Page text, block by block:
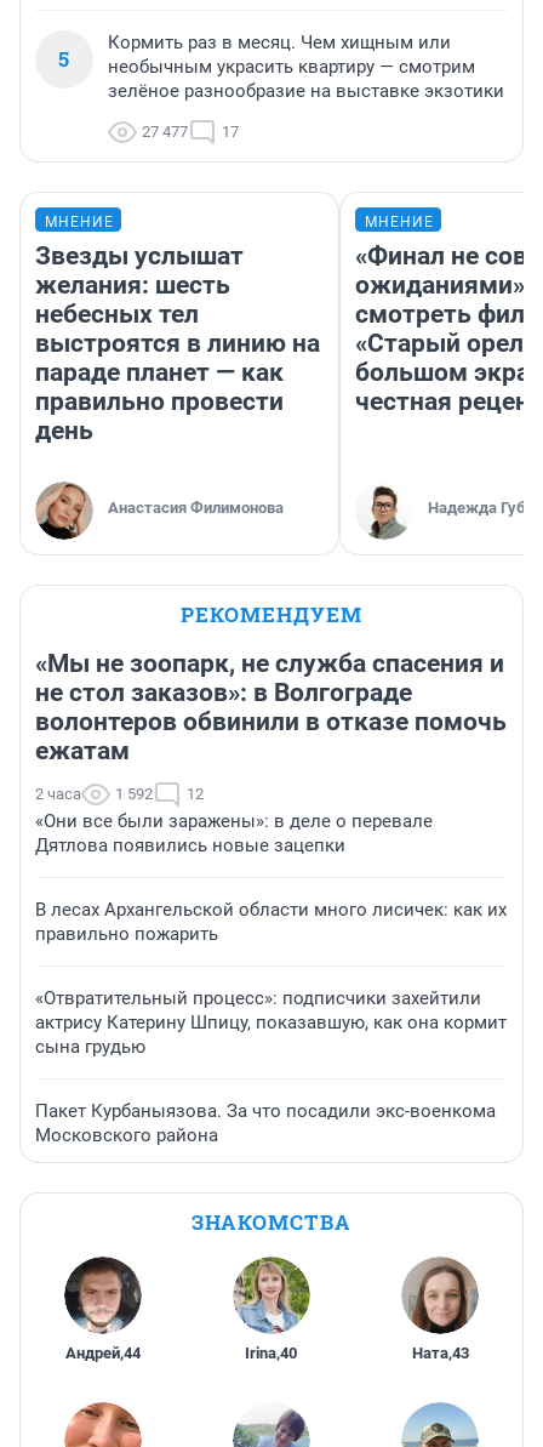
5
Кормить раз в месяц. Чем хищным или
необычным украсить квартиру — смотрим
зелёное разнообразие на выставке экзотики
27 477 17
МНЕНИЕ
Звезды услышат
желания: шесть
небесных тел
выстроятся в линию на
параде планет — как
правильно провести
день
Анастасия Филимонова
МНЕНИЕ
«Финал не
ожиданиями»:
смотреть
«Старый орел»
большом
честная
Надежда
РЕКОМЕНДУЕМ
«Мы не зоопарк, не служба спасения и
не стол заказов»: в Волгограде
волонтеров обвинили в отказе помочь
ежатам
2 часа 1 592 12
«Они все были заражены»: в деле о перевале
Дятлова появились новые зацепки
В лесах Архангельской области много лисичек: как их
правильно пожарить
«Отвратительный процесс»: подписчики захейтили
актрису Катерину Шпицу, показавшую, как она кормит
сына грудью
Пакет Курбаныязова. За что посадили экс-военкома
Московского района
ЗНАКОМСТВА
Андрей,44 Irina,40 Ната,43